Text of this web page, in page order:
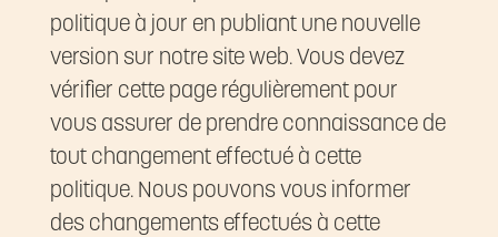
politique à jour en publiant une nouvelle
version sur notre site web. Vous devez
vérifier cette page régulièrement pour
vous assurer de prendre connaissance de
tout changement effectué à cette
politique. Nous pouvons vous informer
des changements effectués à cette